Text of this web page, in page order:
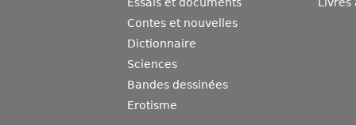
Essais et documents
Contes et nouvelles
Dictionnaire
Sciences
Bandes dessinées
Erotisme
Livres